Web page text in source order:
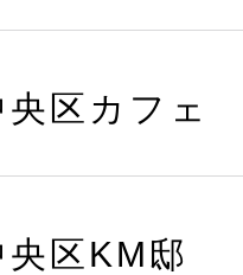
区カフェ
区KM邸